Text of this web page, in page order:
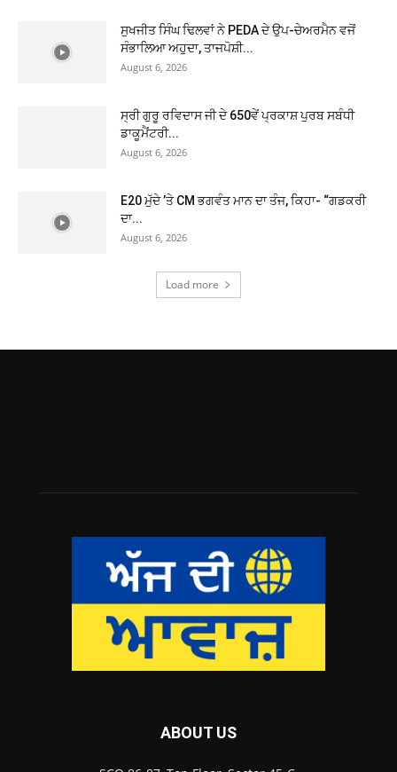
ਸੁਖਜੀਤ ਸਿੰਘ ਢਿਲਵਾਂ ਨੇ PEDA ਦੇ ਉਪ-ਚੇਅਰਮੈਨ ਵਜੋਂ
ਸੰਭਾਲਿਆ ਅਹੁਦਾ, ਤਾਜਪੋਸ਼ੀ...
August 6, 2026
ਸ੍ਰੀ ਗੁਰੂ ਰਵਿਦਾਸ ਜੀ ਦੇ 650ਵੇਂ ਪ੍ਰਕਾਸ਼ ਪੁਰਬ ਸਬੰਧੀ
ਡਾਕੂਮੈਂਟਰੀ...
August 6, 2026
E20 ਮੁੱਦੇ ’ਤੇ CM ਭਗਵੰਤ ਮਾਨ ਦਾ ਤੰਜ, ਕਿਹਾ- “ਗਡਕਰੀ
ਦਾ...
August 6, 2026
Load more
ABOUT US